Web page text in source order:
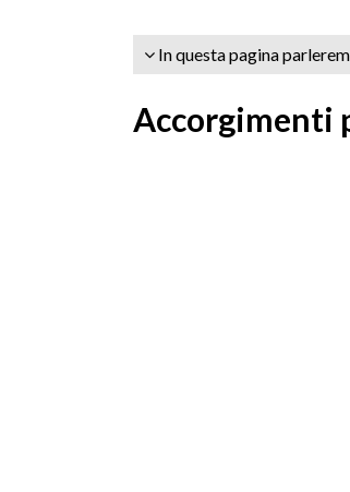
In questa pagina
Accorgimenti